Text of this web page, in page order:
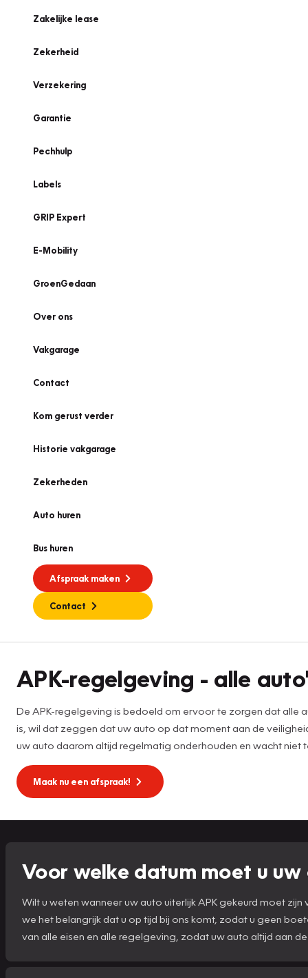
Zakelijke lease
Zekerheid
Verzekering
Garantie
Pechhulp
Labels
GRIP Expert
E-Mobility
GroenGedaan
Over ons
Vakgarage
Contact
Kom gerust verder
Historie vakgarage
Zekerheden
Auto huren
Bus huren
Afspraak maken
Contact
APK-regelgeving - alle
De APK-regelgeving is bedoeld om ervoor te zorgen dat alle
is, wil dat zeggen dat uw auto op dat moment aan de
uw auto daarom altijd regelmatig onderhouden en wacht niet
Maak nu een afspraak!
Voor welke datum moet u
Wilt u weten wanneer uw auto uiterlijk APK gekeurd moet
we het belangrijk dat u op tijd bij ons komt, zodat u geen
van alle eisen en alle regelgeving, zodat uw auto altijd aan